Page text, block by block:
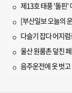
제13호 태풍 '돌핀'
[부산일보 오늘의
다슬기 잡다 어지
울산 원룸촌 덮친
음주운전에 옷 벗